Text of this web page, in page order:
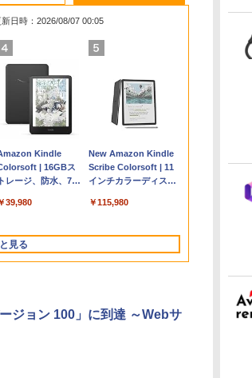
Amazon.co.jp限
】 HP ノートパソ
コン 15-fd 15.6イン
512GB SSD インテ
129,800
FMV ノートパソコン
WE1-K3 (MS 365
Personal/Copilotキー
型/Core i5/16GB/SSD
FMVWK3E15W_AZ
￥120,000
ギフトカード
1000 Robux 【限定
バーチャルアイテム
ンゲームコード】 ロ
コード版
1,600
Microsoft Office
Home 2024(最新 永続
版)|オンラインコード
10/mac対応|PC2台
￥37,224
TOWNS ハイパ
・カタログ: 本体
ハードウェア・市販
フェクトリストと最
1,600
1冊ですべて身につく
HTML & CSSとWebデ
ザイン入門講座［第2
￥2,326
新日時：2026/08/07 00:05
Kindle
| 16GBス
トレージ、防水、7イ
レイ、色調調節ライ
テリー、広告無
、ブラック (2025
発売)
39,980
New Amazon Kindle
Scribe Colorsoft | 11
インチカラーディスプ
ジ、ノート機能搭載、
調節ライト、プレミア
イト
￥115,980
見る
ジョン 100」に到達 ～Webサ